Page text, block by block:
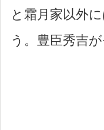
と霜月家以外
う。豊臣秀吉